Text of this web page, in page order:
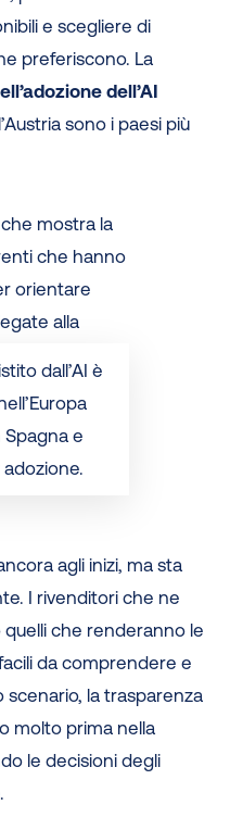
e scegliere di
preferiscono. La
dell’AI
sono i paesi più
dall’AI è
e
agli inizi, ma sta
I rivenditori che ne
che renderanno le
da comprendere e
la trasparenza
molto prima nella
le decisioni degli